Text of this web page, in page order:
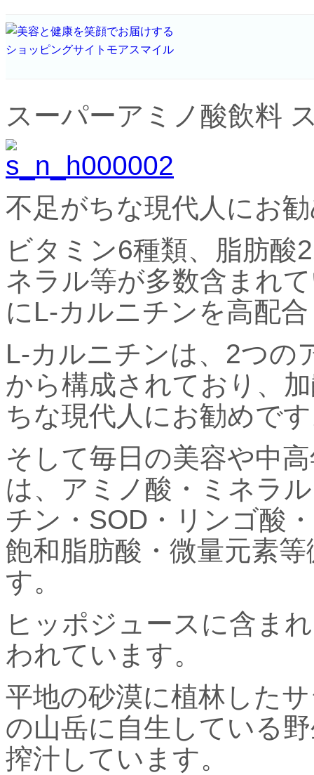
スーパーアミノ酸飲料
不足がちな現代人にお
ビタミン6種類、脂肪酸
ネラル等が多数含まれ
にL-カルニチンを高配
L-カルニチンは、2つの
から構成されており、
ちな現代人にお勧めで
そして毎日の美容や中
は、アミノ酸・ミネラ
チン・SOD・リンゴ酸
飽和脂肪酸・微量元素
す。
ヒッポジュースに含ま
われています。
平地の砂漠に植林した
の山岳に自生している
搾汁しています。